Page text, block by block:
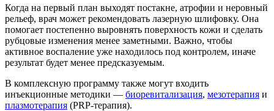
Когда на первый план выходят постакне, атрофии и неровный
рельеф, врач может рекомендовать лазерную шлифовку. Она
помогает постепенно выровнять поверхность кожи и сделать
рубцовые изменения менее заметными. Важно, чтобы
активное воспаление уже находилось под контролем, иначе
результат будет менее предсказуемым.
В комплексную программу также могут входить
инъекционные методики — биоревитализация, мезотерапия и
плазмотерапия (PRP-терапия).